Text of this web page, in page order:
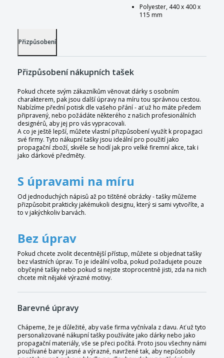
Polyester, 440 x 400 x
115 mm
Přizpůsobení
Přizpůsobení nákupních tašek
Pokud chcete svým zákazníkům věnovat dárky s osobním
charakterem, pak jsou další úpravy na míru tou správnou cestou.
Nabízíme přední potisk dle vašeho přání - ať už ho máte předem
připravený, nebo požádáte některého z našich profesionálních
designérů, aby jej pro vás vypracovali.
A co je ještě lepší, můžete vlastní přizpůsobení využít k propagaci
své firmy. Tyto nákupní tašky jsou ideální pro použití jako
propagační zboží, skvěle se hodí jak pro velké firemní akce, tak i
jako dárkové předměty.
S úpravami na míru
Od jednoduchých nápisů až po tištěné obrázky - tašky můžeme
přizpůsobit prakticky jakémukoli designu, který si sami vytvoříte, a
to v jakýchkoliv barvách.
Bez úprav
Pokud chcete zvolit decentnější přístup, můžete si objednat tašky
bez vlastních úprav. To je ideální volba, pokud požadujete pouze
obyčejné tašky nebo pokud si nejste stoprocentně jisti, zda na nich
chcete mít nějaké výrazné motivy.
Barevné úpravy
Chápeme, že je důležité, aby vaše firma vyčnívala z davu. Ať už tyto
personalizované nákupní tašky používáte jako dárky nebo jako
propagační materiály, vše se přeci počítá. Proto jsou všechny námi
používané barvy jasné a výrazné, navržené tak, aby nepůsobily